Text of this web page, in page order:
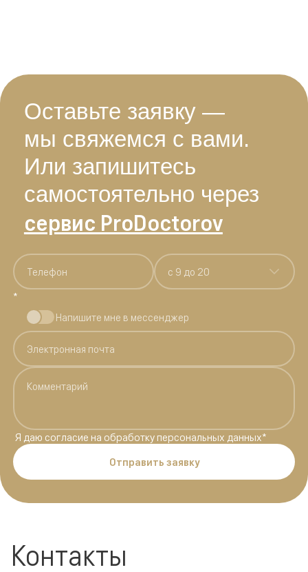
Оставьте заявку —
мы свяжемся с вами.
Или запишитесь
самостоятельно через
сервис ProDoctorov
*
c 9 до 20
Напишите мне в мессенджер
Я даю согласие на обработку персональных данных*
Отправить заявку
Контакты